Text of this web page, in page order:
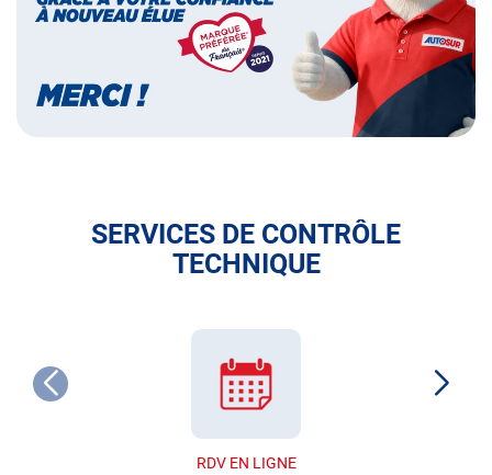
SERVICES DE CONTRÔLE
TECHNIQUE
RDV EN LIGNE